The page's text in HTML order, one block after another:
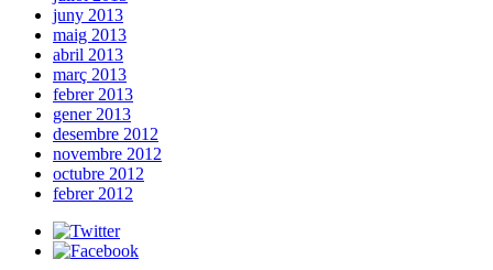
juny 2013
maig 2013
abril 2013
març 2013
febrer 2013
gener 2013
desembre 2012
novembre 2012
octubre 2012
febrer 2012